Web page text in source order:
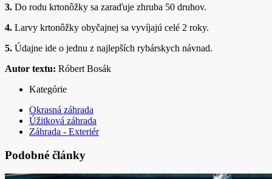
3. Do rodu krtonôžky sa zaraďuje zhruba 50 druhov.
4. Larvy krtonôžky obyčajnej sa vyvíjajú celé 2 roky.
5. Údajne ide o jednu z najlepších rybárskych návnad.
Autor textu: Róbert Bosák
Kategórie
Okrasná záhrada
Úžitková záhrada
Záhrada - Exteriér
Podobné články